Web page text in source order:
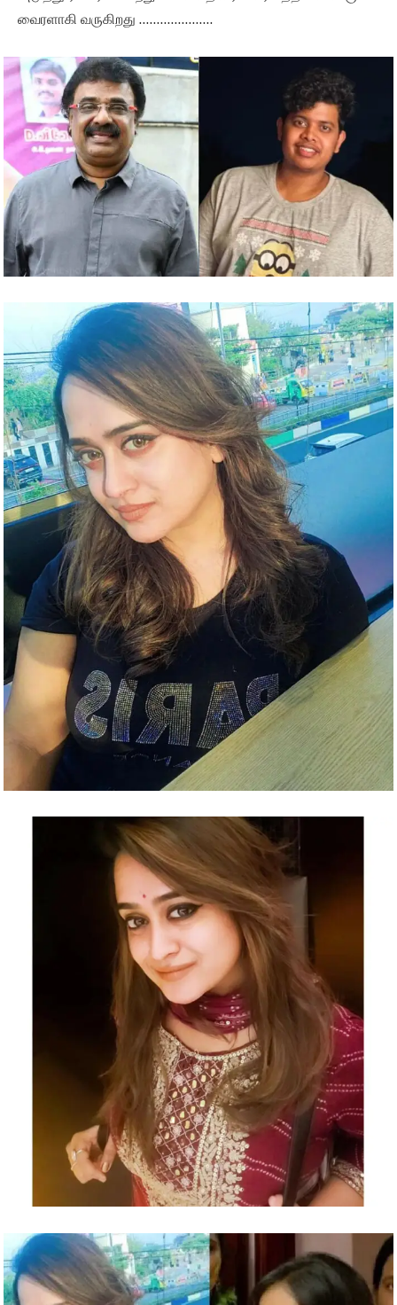
வைரளாகி வருகிறது …………………